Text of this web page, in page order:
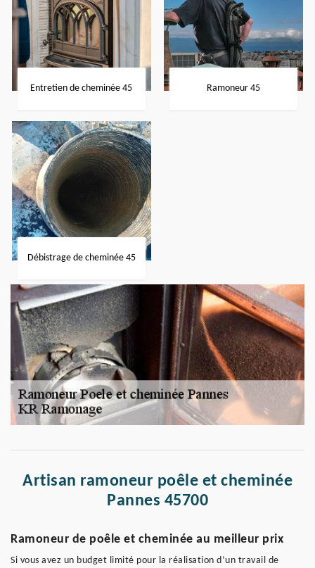
Entretien de cheminée 45 Ramoneur 45
Débistrage de cheminée 45
Artisan ramoneur poêle et cheminée
Pannes 45700
Ramoneur de poêle et cheminée au meilleur prix
Si vous avez un budget limité pour la réalisation d’un travail de